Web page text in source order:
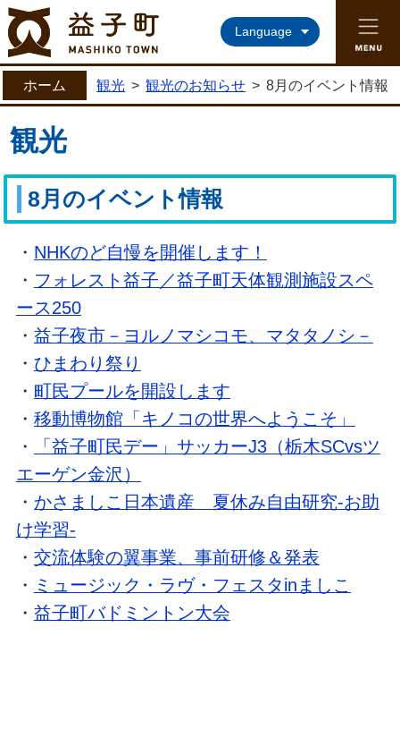
益子町ホームページ
Language
ホーム 観光 > 観光のお知らせ > 8月のイベント情報
観光
8月のイベント情報
・ NHKのど自慢を開催します！
・ フォレスト益子／益子町天体観測施設スペ
ース250
・ 益子夜市－ヨルノマシコモ、マタタノシ－
・ ひまわり祭り
・ 町民プールを開設します
・ 移動博物館「キノコの世界へようこそ」
・
「益子町民デー」サッカーJ3（栃木SCvsツ
エーゲン金沢）
・ かさましこ日本遺産 夏休み自由研究-お助
け学習-
・ 交流体験の翼事業、事前研修＆発表
・ ミュージック・ラヴ・フェスタinましこ
・ 益子町バドミントン大会